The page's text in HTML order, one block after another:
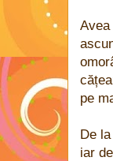
pe
De
iar